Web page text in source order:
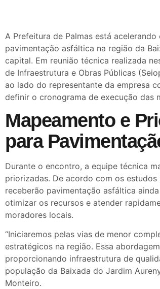
A Prefeitura de Palmas está
pavimentação asfáltica na região da
capital. Em reunião técnica realizada
de Infraestrutura e Obras Públicas
ao lado do representante da empresa
definir o cronograma de execução das
Mapeamento e
para
Durante o encontro, a equipe técnica
priorizadas. De acordo com os
receberão pavimentação asfáltica
otimizar os recursos e atender
moradores locais.
“Iniciaremos pelas vias de menor
estratégicos na região. Essa
proporcionando infraestrutura de
população da Baixada do Jardim
Monteiro.